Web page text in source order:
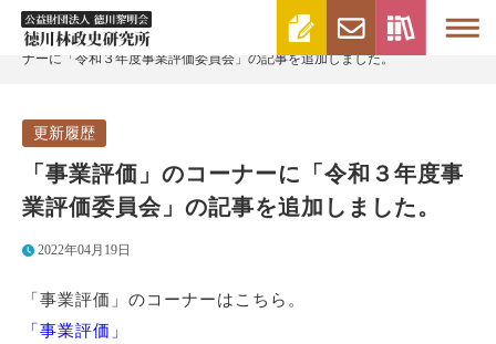
徳川林政史研究所 | 財団法人徳川黎明会 更新履歴 >「事業評価」のコー
ナーに「令和３年度事業評価委員会」の記事を追加しました。
更新履歴
「事業評価」のコーナーに「令和３年度事
業評価委員会」の記事を追加しました。
2022年04月19日
「事業評価」のコーナーはこちら。
「事業評価」